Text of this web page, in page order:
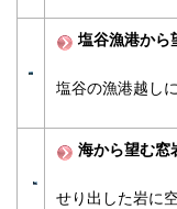
塩谷漁港から
塩谷の漁港越し
海から望む窓
せり出した岩に